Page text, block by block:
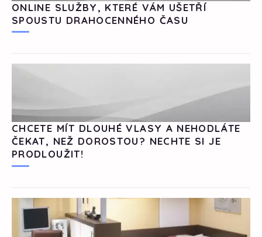
ONLINE SLUŽBY, KTERÉ VÁM UŠETŘÍ
SPOUSTU DRAHOCENNÉHO ČASU
CHCETE MÍT DLOUHÉ VLASY A NEHODLÁTE
ČEKAT, NEŽ DOROSTOU? NECHTE SI JE
PRODLOUŽIT!